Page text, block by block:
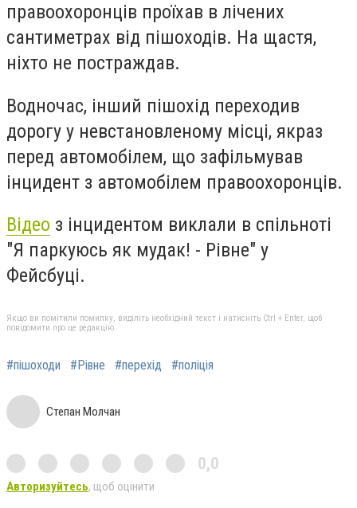
правоохоронців проїхав в лічених
сантиметрах від пішоходів. На щастя,
ніхто не постраждав.
Водночас, інший пішохід переходив
дорогу у невстановленому місці, якраз
перед автомобілем, що зафільмував
інцидент з автомобілем правоохоронців.
Відео з інцидентом виклали в спільноті
"Я паркуюсь як мудак! - Рівне" у
Фейсбуці.
Якщо ви помітили помилку, виділіть необхідний текст і натисніть Ctrl + Enter, щоб
повідомити про це редакцію
#пішоходи #Рівне #перехід #поліція
Степан Молчан
0,0
Авторизуйтесь, щоб оцінити